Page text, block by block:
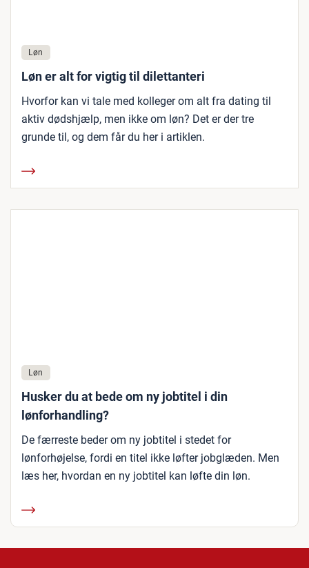
Løn
Løn er alt for vigtig til dilettanteri
Hvorfor kan vi tale med kolleger om alt fra dating til
aktiv dødshjælp, men ikke om løn? Det er der tre
grunde til, og dem får du her i artiklen.
Løn
Husker du at bede om ny jobtitel i din
lønforhandling?
De færreste beder om ny jobtitel i stedet for
lønforhøjelse, fordi en titel ikke løfter jobglæden. Men
læs her, hvordan en ny jobtitel kan løfte din løn.